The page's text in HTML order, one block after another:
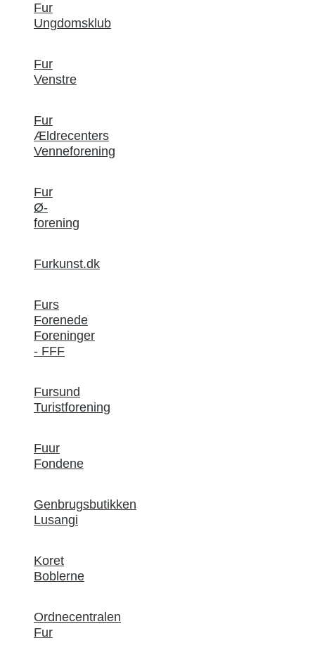
Fur
Ungdomsklub
Fur
Venstre
Fur
Ældrecenters
Venneforening
Fur
Ø-
forening
Furkunst.dk
Furs
Forenede
Foreninger
- FFF
Fursund
Turistforening
Fuur
Fondene
Genbrugsbutikken
Lusangi
Koret
Boblerne
Ordnecentralen
Fur